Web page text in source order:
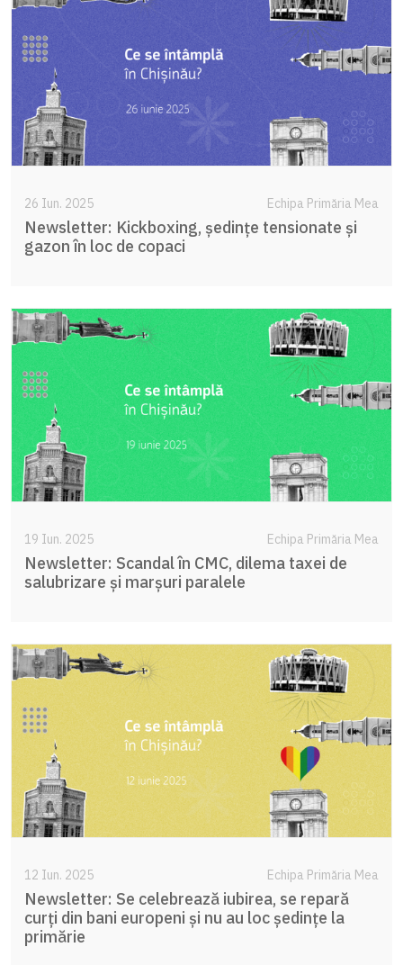
26 Iun. 2025 Echipa Primăria Mea
Newsletter: Kickboxing, ședințe tensionate și
gazon în loc de copaci
19 Iun. 2025 Echipa Primăria Mea
Newsletter: Scandal în CMC, dilema taxei de
salubrizare și marșuri paralele
12 Iun. 2025 Echipa Primăria Mea
Newsletter: Se celebrează iubirea, se repară
curți din bani europeni și nu au loc ședințe la
primărie